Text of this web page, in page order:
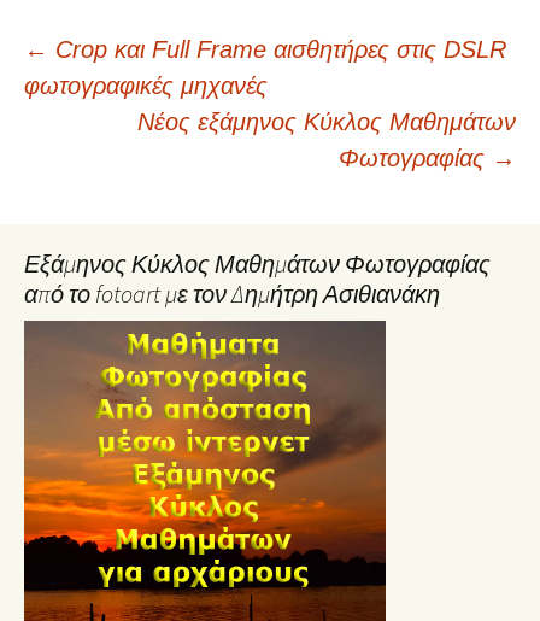
Post
navigation
← Crop και Full Frame αισθητήρες στις DSLR
φωτογραφικές μηχανές
Νέος εξάμηνος Κύκλος Μαθημάτων
Φωτογραφίας →
Εξάμηνος Κύκλος Μαθημάτων Φωτογραφίας
από το fotoart με τον Δημήτρη Ασιθιανάκη